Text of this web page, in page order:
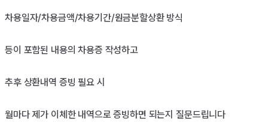
차용일자/차용금액/차용기간/원금분할상환 방식
등이 포함된 내용의 차용증 작성하고
추후 상환내역 증빙 필요 시
월마다 제가 이체한 내역으로 증빙하면 되는지 질문드립니다